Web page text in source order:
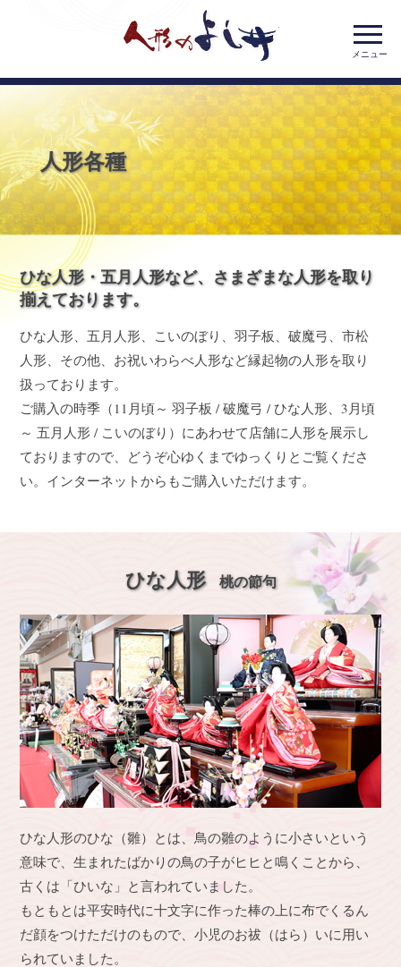
人形各種
ひな人形・五月人形など、さまざまな人形を取り
揃えております。
ひな人形、五月人形、こいのぼり、羽子板、破魔弓、市松
人形、その他、お祝いわらべ人形など縁起物の人形を取り
扱っております。
ご購入の時季（11月頃～ 羽子板 / 破魔弓 / ひな人形、3月頃
～ 五月人形 / こいのぼり）にあわせて店舗に人形を展示し
ておりますので、どうぞ心ゆくまでゆっくりとご覧くださ
い。インターネットからもご購入いただけます。
ひな人形 桃の節句
ひな人形のひな（雛）とは、鳥の雛のように小さいという
意味で、生まれたばかりの鳥の子がヒヒと鳴くことから、
古くは「ひいな」と言われていました。
もともとは平安時代に十文字に作った棒の上に布でくるん
だ顔をつけただけのもので、小児のお祓（はら）いに用い
られていました。